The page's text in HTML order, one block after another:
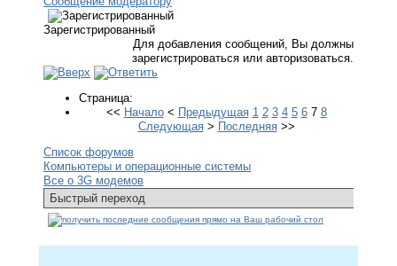
Зарегистрированный
Для добавления сообщений, Вы должны
зарегистрироваться или авторизоваться.
Страница:
<< Начало< Предыдущая 1 2 3 4 5 6 7 8
Следующая> Последняя>>
Список форумов
Компьютеры и операционные системы
Все о 3G модемов